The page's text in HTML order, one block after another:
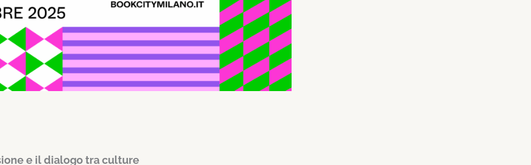
e il dialogo tra culture